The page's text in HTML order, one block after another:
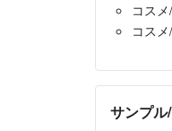
コス
コス
サンプ